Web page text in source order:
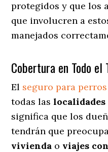
protegidos y que los
que involucren a
manejados
Cobertura en Todo
El seguro para perros
todas laslocalidades
significa que los
tendrán que
vivienda o viajes